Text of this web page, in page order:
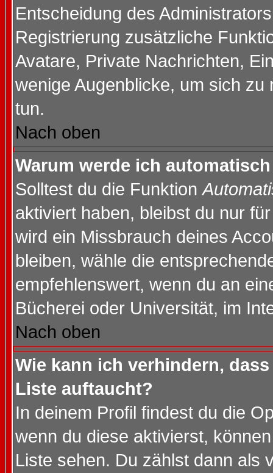
Entscheidung des
Registrierung zusätzliche
Avatare, Private Nachrichten,
wenige Augenblicke, um sich
tun.
Nach oben
Warum werde ich
Solltest du die Funktion
aktiviert haben, bleibst du nur
wird ein Missbrauch deines
bleiben, wähle die
empfehlenswert, wenn du an
Bücherei oder Universität, im
Nach oben
Wie kann ich verhindern,
Liste auftaucht?
In deinem Profil findest du die
wenn du diese aktivierst,
Liste sehen. Du zählst dann als